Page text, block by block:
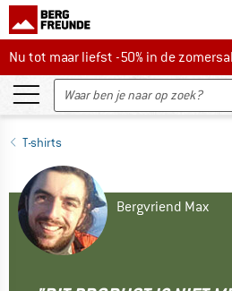
Nu tot maar liefst -50% in de zomersale!
Nu tot maar liefst -50% in de
T-shirts
Bergvriend Max